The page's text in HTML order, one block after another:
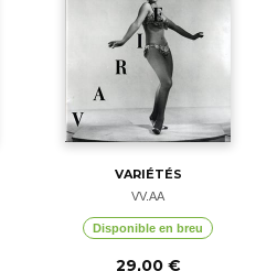
VARIÉTÉS
VV.AA
Disponible en breu
29,00 €